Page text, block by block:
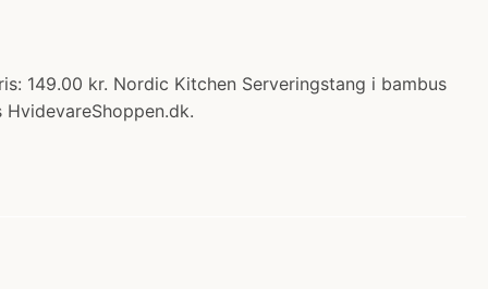
149.00 kr. Nordic Kitchen Serveringstang i bambus